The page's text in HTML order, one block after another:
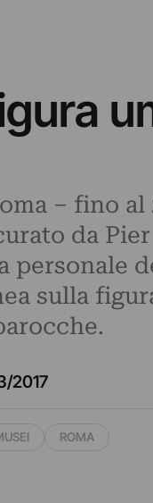
– fino
da
sulla
2017
ROMA